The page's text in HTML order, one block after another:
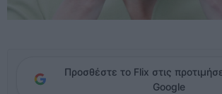
Προσθέστε το Flix στις
Google